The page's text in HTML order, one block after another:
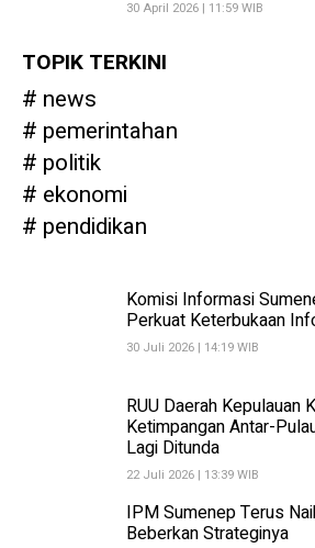
30 April 2026 | 11:59 WIB
TOPIK TERKINI
news
pemerintahan
politik
ekonomi
pendidikan
Komisi Informasi
Perkuat Keterbukaan
30 Juli 2026 | 14:19 WIB
RUU Daerah Kepulauan
Ketimpangan Antar-
Lagi Ditunda
22 Juli 2026 | 13:39 WIB
IPM Sumenep Terus
Beberkan Strateginya